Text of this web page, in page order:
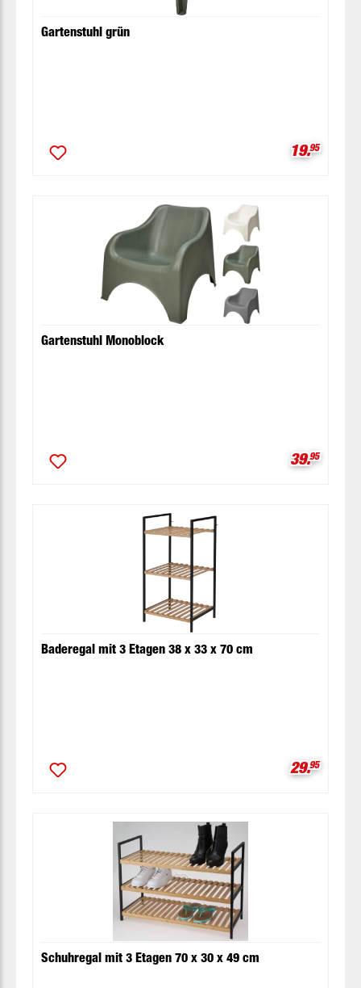
Gartenstuhl grün
19.95
Gartenstuhl Monoblock
39.95
Baderegal mit 3 Etagen 38 x 33 x 70 cm
29.95
Schuhregal mit 3 Etagen 70 x 30 x 49 cm